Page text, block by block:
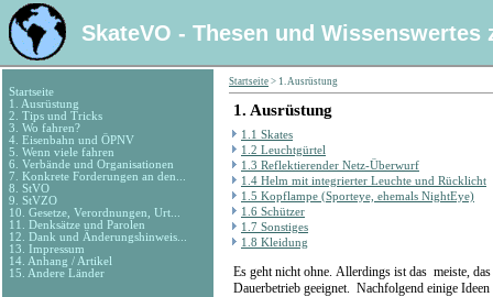
SkateVO - Thesen und
Startseite
1. Ausrüstung
2. Tips und Tricks
3. Wo fahren?
4. Eisenbahn und ÖPNV
5. Wenn viele fahren
6. Verbände und Organisationen
7. Konkrete Forderungen an den...
8. StVO
9. StVZO
10. Gesetze, Verordnungen, Urt...
11. Denksätze und Parolen
12. Dank und Änderungshinweis...
13. Impressum
14. Anhang / Artikel
15. Andere Länder
Startseite > 1. Ausrüstung
1. Ausrüstung
1.1 Skates
1.2 Leuchtgürtel
1.3 Reflektierender Netz-Überwurf
1.4 Helm mit integrierter Leuchte und Rücklicht
1.5 Kopflampe (Sporteye, ehemals NightEye)
1.6 Schützer
1.7 Sonstiges
1.8 Kleidung
Es geht nicht ohne. Allerdings ist das meiste,
Dauerbetrieb geeignet. Nachfolgend einige